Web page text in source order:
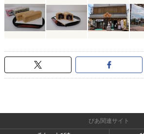
ぴあ関連サイト